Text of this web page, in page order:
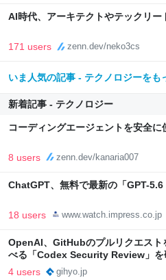
AI時代、アーキテクトやテックリー
171 users zenn.dev/neko3cs
いま人気の記事 - テクノロジーをも
新着記事 - テクノロジー
コーディングエージェントを安全
8 users zenn.dev/kanaria007
ChatGPT、無料で最新の「GPT-
18 users www.watch.impress.co.jp
OpenAI、GitHubのプルリクエスト
べる「Codex Security Review」を
gihyo.jp
4 users gihyo.jp